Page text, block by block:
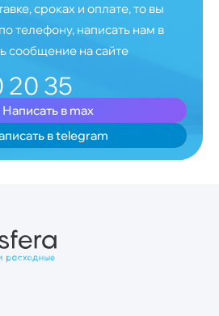
сроках и оплате, то вы
телефону, написать нам в
сообщение на сайте
20 35
Написать в max
в telegram